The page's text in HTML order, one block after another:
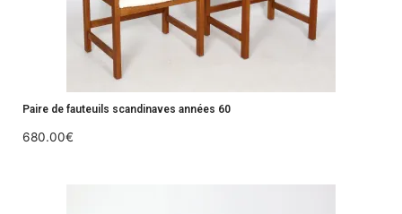
Paire de fauteuils scandinaves années 60
680.00€